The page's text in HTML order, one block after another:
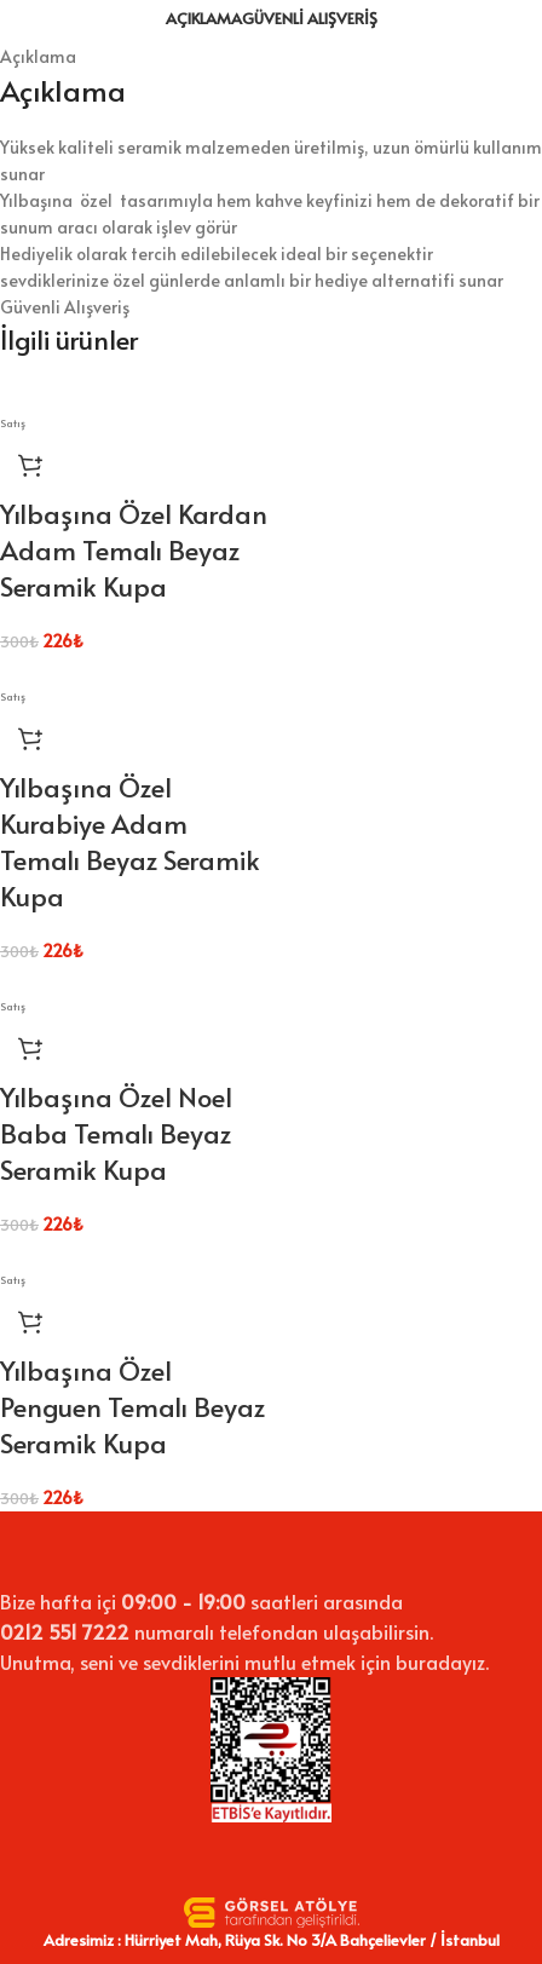
AÇIKLAMAGÜVENLI ALIŞVERIŞ
Açıklama
Açıklama
Yüksek kaliteli seramik malzemeden üretilmiş, uzun ömürlü kullanım
sunar
Yılbaşına özel tasarımıyla hem kahve keyfinizi hem de dekoratif bir
sunum aracı olarak işlev görür
Hediyelik olarak tercih edilebilecek ideal bir seçenektir
sevdiklerinize özel günlerde anlamlı bir hediye alternatifi sunar
Güvenli Alışveriş
İlgili ürünler
Satış
Yılbaşına Özel Kardan
Adam Temalı Beyaz
Seramik Kupa
300₺ 226₺
Satış
Yılbaşına Özel
Kurabiye Adam
Temalı Beyaz Seramik
Kupa
300₺ 226₺
Satış
Yılbaşına Özel Noel
Baba Temalı Beyaz
Seramik Kupa
300₺ 226₺
Satış
Yılbaşına Özel
Penguen Temalı Beyaz
Seramik Kupa
300₺ 226₺
Bize hafta içi 09:00 - 19:00 saatleri arasında
0212 551 7222 numaralı telefondan ulaşabilirsin.
Unutma, seni ve sevdiklerini mutlu etmek için buradayız.
Adresimiz : Hürriyet Mah, Rüya Sk. No 3/A Bahçelievler / İstanbul